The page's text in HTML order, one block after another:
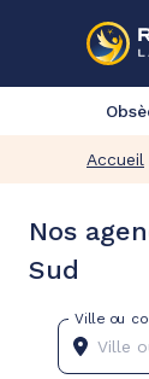
Accueil
Nos
Sud
Ville ou